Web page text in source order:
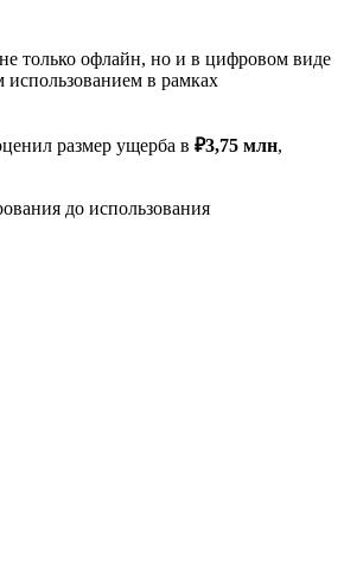
только офлайн, но и в цифровом виде
в рамках
размер ущерба в ₽3,75 млн,
до использования